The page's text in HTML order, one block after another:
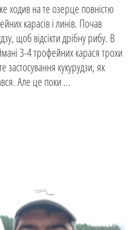
ходив на те озерце повністю
карасів і линів. Почав
щоб відсікти дрібну рибу. В
3-4 трофейних карася трохи
застосування кукурудзи, як
Але це поки ...